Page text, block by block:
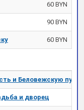
60 BYN
90 BYN
60 BYN
и Беловежскую пущу
и дворец